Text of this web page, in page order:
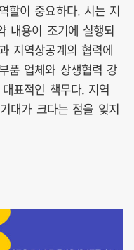
할이 중요하다. 시는 지
내용이 조기에 실행되
지역상공계의 협력에
품 업체와 상생협력 강
표적인 책무다. 지역
대가 크다는 점을 잊지